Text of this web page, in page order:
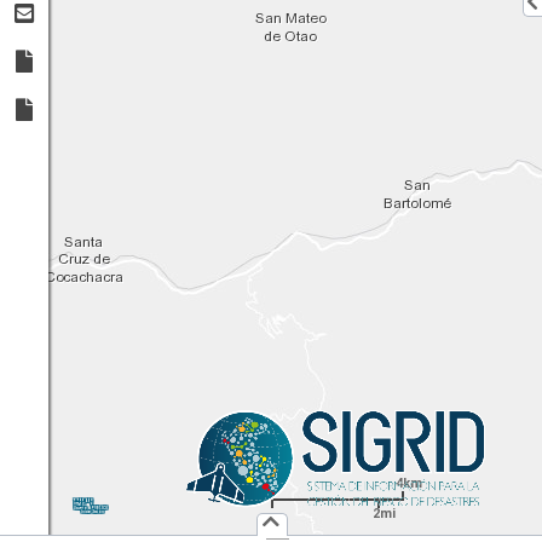
1:144,448
UTM
X: Y:
Usuario :
PUBLICO
Iniciar Sesión
4km
2mi